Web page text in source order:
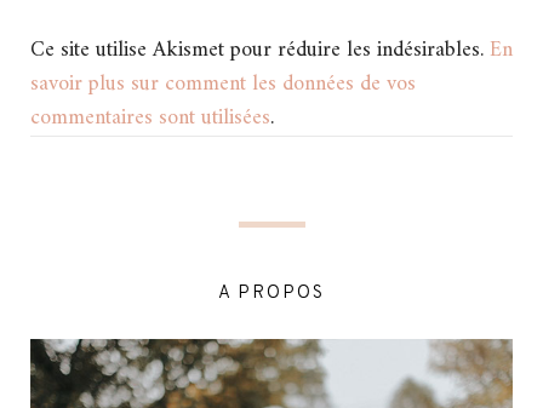
Ce site utilise Akismet pour réduire les indésirables.En
savoir plus sur comment les données de vos
commentaires sont utilisées.
A PROPOS